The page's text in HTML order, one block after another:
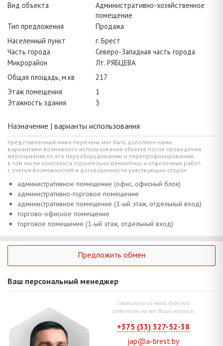
Вид объекта
Административно-хозяйственное
помещение
Тип предложения
Продажа
Населенный пункт
г. Брест
Часть города
Северо-Западная часть города
Микрорайон
Лт. РЯБЦЕВА
Общая площадь, м.кв
217
Этаж помещения
1
Этажность здания
3
Назначение | варианты использования
представленный ниже перечень мог быть дополнен нами
вариантами возможного использования объекта после проведения
мероприятий по его переоборудованию и перепрофилированию,
в том числе комплекса строительно-ремонтных и отделочных работ,
с учетом возможностей и договоренности участвующих сторон
административное помещение (офис, офисный блок)
административно-торговое помещение
административное помещение (1-ый этаж, отдельный вход)
торгово-офисное помещение
торговое помещение (1-ый этаж, отдельный вход)
Предложить обмен
Ваш персональный менеджер
Свяжитесь со мной, буду рад
ответить на все Ваши вопросы
+375 (33) 327-52-38
jap@a-brest.by